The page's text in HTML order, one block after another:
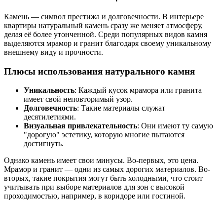
Камень — символ престижа и долговечности. В интерьере
квартиры натуральный камень сразу же меняет атмосферу,
делая её более утонченной. Среди популярных видов камня
выделяются мрамор и гранит благодаря своему уникальному
внешнему виду и прочности.
Плюсы использования натурального камня
Уникальность: Каждый кусок мрамора или гранита
имеет свой неповторимый узор.
Долговечность: Такие материалы служат
десятилетиями.
Визуальная привлекательность: Они имеют ту самую
"дорогую" эстетику, которую многие пытаются
достигнуть.
Однако камень имеет свои минусы. Во-первых, это цена.
Мрамор и гранит — одни из самых дорогих материалов. Во-
вторых, такие покрытия могут быть холодными, что стоит
учитывать при выборе материалов для зон с высокой
проходимостью, например, в коридоре или гостиной.